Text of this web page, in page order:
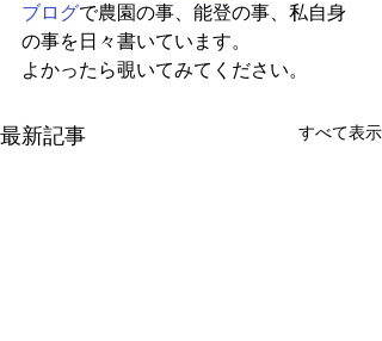
ブログで農園の事、能登の事、私自身
の事を日々書いています。
よかったら覗いてみてください。
最新記事 すべて表示